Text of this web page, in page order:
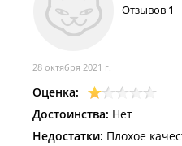
Отзывов 1
28 октября 2021 г.
Оценка:
Достоинства: Нет
Недостатки: Плохое